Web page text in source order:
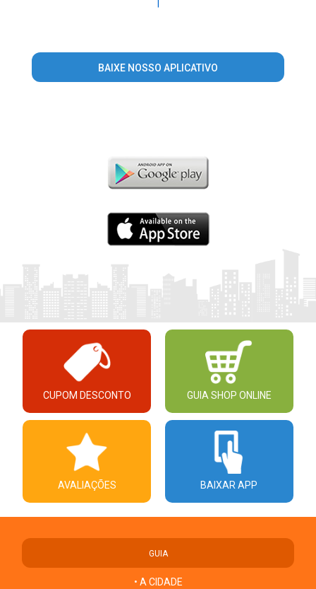
BAIXE NOSSO APLICATIVO
CUPOM DESCONTO GUIA SHOP ONLINE
AVALIAÇÕES BAIXAR APP
GUIA
• A CIDADE